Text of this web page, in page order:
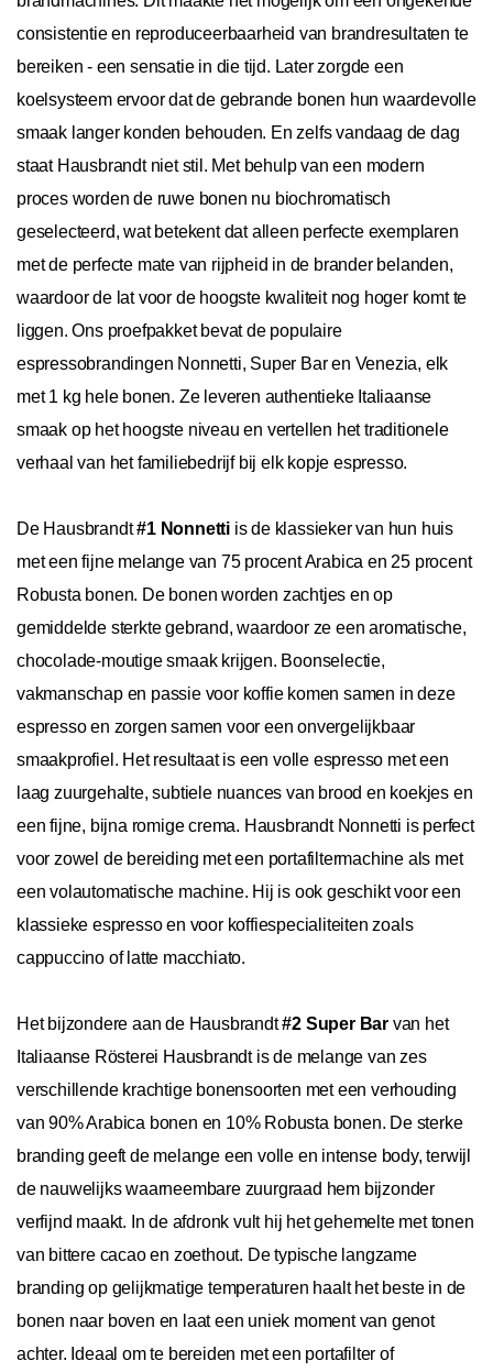
consistentie en reproduceerbaarheid van brandresultaten te
bereiken - een sensatie in die tijd. Later zorgde een
koelsysteem ervoor dat de gebrande bonen hun waardevolle
smaak langer konden behouden. En zelfs vandaag de dag
staat Hausbrandt niet stil. Met behulp van een modern
proces worden de ruwe bonen nu biochromatisch
geselecteerd, wat betekent dat alleen perfecte exemplaren
met de perfecte mate van rijpheid in de brander belanden,
waardoor de lat voor de hoogste kwaliteit nog hoger komt te
liggen. Ons proefpakket bevat de populaire
espressobrandingen Nonnetti, Super Bar en Venezia, elk
met 1 kg hele bonen. Ze leveren authentieke Italiaanse
smaak op het hoogste niveau en vertellen het traditionele
verhaal van het familiebedrijf bij elk kopje espresso.
De Hausbrandt#1 Nonnetti is de klassieker van hun huis
met een fijne melange van 75 procent Arabica en 25 procent
Robusta bonen. De bonen worden zachtjes en op
gemiddelde sterkte gebrand, waardoor ze een aromatische,
chocolade-moutige smaak krijgen. Boonselectie,
vakmanschap en passie voor koffie komen samen in deze
espresso en zorgen samen voor een onvergelijkbaar
smaakprofiel. Het resultaat is een volle espresso met een
laag zuurgehalte, subtiele nuances van brood en koekjes en
een fijne, bijna romige crema. Hausbrandt Nonnetti is perfect
voor zowel de bereiding met een portafiltermachine als met
een volautomatische machine. Hij is ook geschikt voor een
klassieke espresso en voor koffiespecialiteiten zoals
cappuccino of latte macchiato.
Het bijzondere aan de Hausbrandt#2 Super Bar van het
Italiaanse Rösterei Hausbrandt is de melange van zes
verschillende krachtige bonensoorten met een verhouding
van 90% Arabica bonen en 10% Robusta bonen. De sterke
branding geeft de melange een volle en intense body, terwijl
de nauwelijks waarneembare zuurgraad hem bijzonder
verfijnd maakt. In de afdronk vult hij het gehemelte met tonen
van bittere cacao en zoethout. De typische langzame
branding op gelijkmatige temperaturen haalt het beste in de
bonen naar boven en laat een uniek moment van genot
achter. Ideaal om te bereiden met een portafilter of